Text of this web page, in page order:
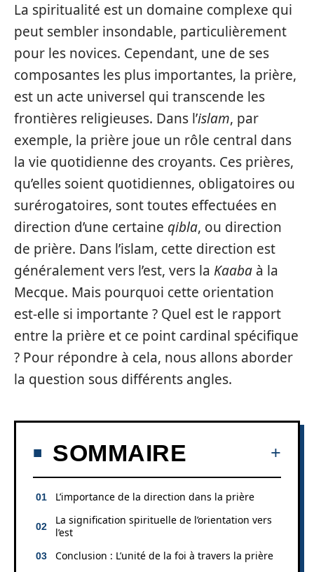
La spiritualité est un domaine complexe qui
peut sembler insondable, particulièrement
pour les novices. Cependant, une de ses
composantes les plus importantes, la prière,
est un acte universel qui transcende les
frontières religieuses. Dans l’islam, par
exemple, la prière joue un rôle central dans
la vie quotidienne des croyants. Ces prières,
qu’elles soient quotidiennes, obligatoires ou
surérogatoires, sont toutes effectuées en
direction d’une certaine qibla, ou direction
de prière. Dans l’islam, cette direction est
généralement vers l’est, vers la Kaaba à la
Mecque. Mais pourquoi cette orientation
est-elle si importante ? Quel est le rapport
entre la prière et ce point cardinal spécifique
? Pour répondre à cela, nous allons aborder
la question sous différents angles.
SOMMAIRE
L’importance de la direction dans la prière
La signification spirituelle de l’orientation vers
l’est
Conclusion : L’unité de la foi à travers la prière